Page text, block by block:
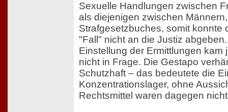
Sexuelle Handlungen zwischen
als diejenigen zwischen
Strafgesetzbuches, somit konnte
"Fall" nicht an die Justiz
Einstellung der Ermittlungen kam
nicht in Frage. Die Gestapo
Schutzhaft – das bedeutete die
Konzentrationslager, ohne
Rechtsmittel waren dagegen